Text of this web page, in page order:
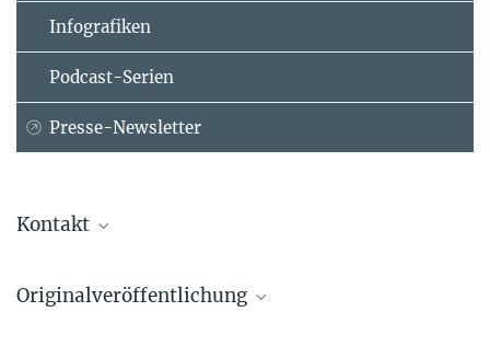
Infografiken
Podcast-Serien
Presse-Newsletter
Kontakt
Research Group Leader
Originalveröffentlichung